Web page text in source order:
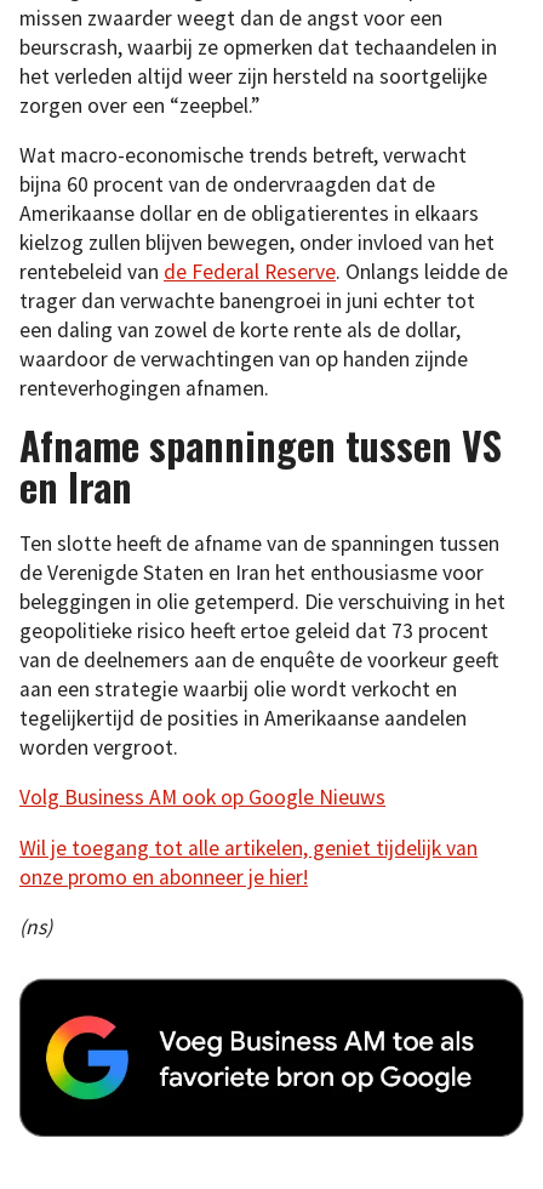
missen zwaarder weegt dan de angst voor een
beurscrash, waarbij ze opmerken dat techaandelen in
het verleden altijd weer zijn hersteld na soortgelijke
zorgen over een “zeepbel.”
Wat macro-economische trends betreft, verwacht
bijna 60 procent van de ondervraagden dat de
Amerikaanse dollar en de obligatierentes in elkaars
kielzog zullen blijven bewegen, onder invloed van het
rentebeleid van de Federal Reserve. Onlangs leidde de
trager dan verwachte banengroei in juni echter tot
een daling van zowel de korte rente als de dollar,
waardoor de verwachtingen van op handen zijnde
renteverhogingen afnamen.
Afname spanningen tussen VS
en Iran
Ten slotte heeft de afname van de spanningen tussen
de Verenigde Staten en Iran het enthousiasme voor
beleggingen in olie getemperd. Die verschuiving in het
geopolitieke risico heeft ertoe geleid dat 73 procent
van de deelnemers aan de enquête de voorkeur geeft
aan een strategie waarbij olie wordt verkocht en
tegelijkertijd de posities in Amerikaanse aandelen
worden vergroot.
Volg Business AM ook op Google Nieuws
Wil je toegang tot alle artikelen, geniet tijdelijk van
onze promo en abonneer je hier!
(ns)